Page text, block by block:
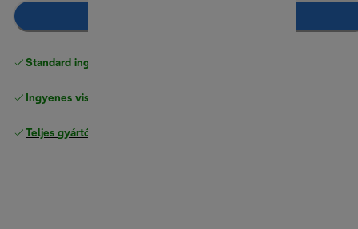
Standard ingyenes kiszállítás
Ingyenes visszaküldés
Teljes gyártói garancia